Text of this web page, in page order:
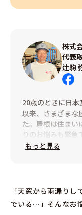
株式
代表
辻駒
こ
ち
ら
20歳のときに日
以来、さまざまな
た。屋根は住まい
りのお悩みも緊急
屋根の雨漏りもす
けでもさせていた
たい。そんな思
目指しています。
もっと見る
「天窓から雨漏り
でいる…」そんなお